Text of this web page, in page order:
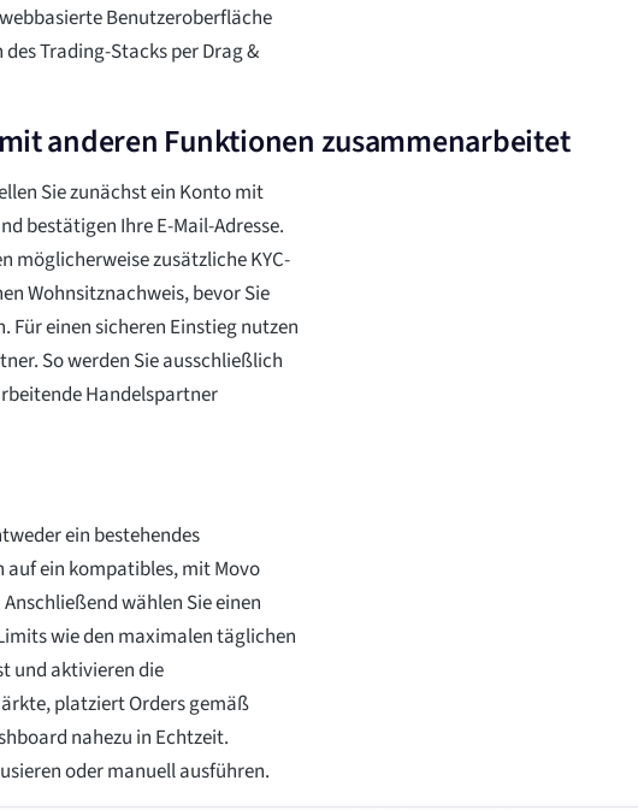
Benutzeroberfläche
Trading-Stacks per Drag &
anderen Funktionen zusammenarbeitet
Sie zunächst ein Konto mit
bestätigen Ihre E-Mail-Adresse.
möglicherweise zusätzliche KYC-
Wohnsitznachweis, bevor Sie
einen sicheren Einstieg nutzen
So werden Sie ausschließlich
Handelspartner
ein bestehendes
auf ein kompatibles, mit Movo
wählen Sie einen
wie den maximalen täglichen
und aktivieren die
platziert Orders gemäß
nahezu in Echtzeit.
oder manuell ausführen.